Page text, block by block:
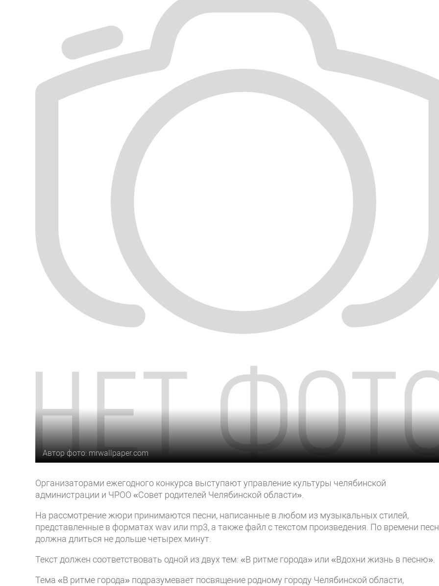
Автор фото: mrwallpaper.com
Организаторами ежегодного конкурса выступают управление культуры челябинской
администрации и ЧРОО «Совет родителей Челябинской области».
На рассмотрение жюри принимаются песни, написанные в любом из музыкальных стилей,
представленные в форматах wav или mp3, а также файл с текстом произведения. По времени
должна длиться не дольше четырех минут.
Текст должен соответствовать одной из двух тем: «В ритме города» или «Вдохни жизнь в песню».
Тема «В ритме города» подразумевает посвящение родному городу Челябинской области,